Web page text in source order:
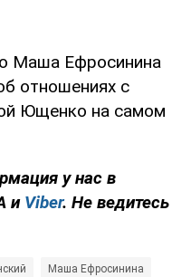
Маша Ефросинина
отношениях с
Ющенко на самом
у нас в
и Viber. Не ведитесь
Маша Ефросинина